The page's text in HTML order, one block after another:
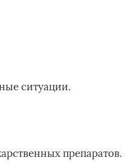
ситуации.
препаратов.